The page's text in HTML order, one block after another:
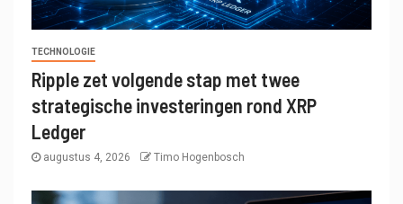
TECHNOLOGIE
Ripple zet volgende stap met twee
strategische investeringen rond XRP
Ledger
augustus 4, 2026 Timo Hogenbosch